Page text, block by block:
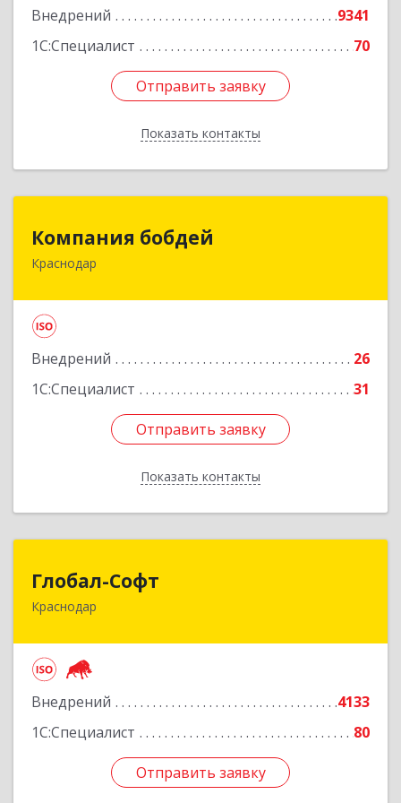
Внедрений
9341
1С:Специалист
70
Отправить заявку
Показать контакты
Отправить заявку
Назад
Компания бобдей
Краснодар
Внедрений
26
1С:Специалист
31
Отправить заявку
Показать контакты
Компания бобдей
350010, Краснодарский край, Краснодар г,
Отправить заявку
Назад
Глобал-Софт
Краснодар
Внедрений
4133
1С:Специалист
80
Отправить заявку
350018, Краснодарский край, Краснодар г,
Отправить заявку